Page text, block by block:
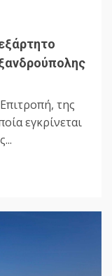
της
εγκρίνεται